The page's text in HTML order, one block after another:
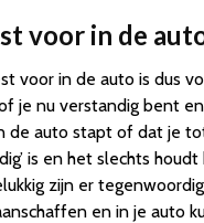
voor in de
voor in de auto is dus
je nu verstandig bent
de auto stapt of dat je
is en het slechts
zijn er
en in je auto